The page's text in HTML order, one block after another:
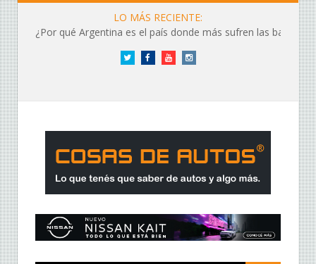
LO MÁS RECIENTE:
¿Por qué Argentina es el país donde más sufren las baterías?
Twitter FacebookYouTubeInstagram